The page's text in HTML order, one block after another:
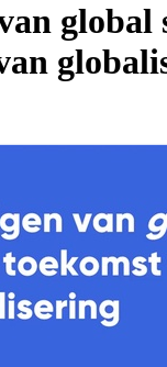
global